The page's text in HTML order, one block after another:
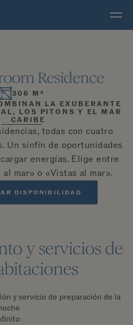
Residence
306 M²
LA EXUBERANTE
LOS PITONS Y EL MAR
CARIBE
todas con cuatro
Un sinfín de oportunidades
energías. Elige entre
al mar» o «Vistas al mar».
DISPONIBILIDAD
y servicios de
y servicio de preparación de la